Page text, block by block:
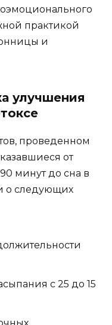
практикой
и
улучшения
проведенном
от
минут до сна в
о следующих
с 25 до 15